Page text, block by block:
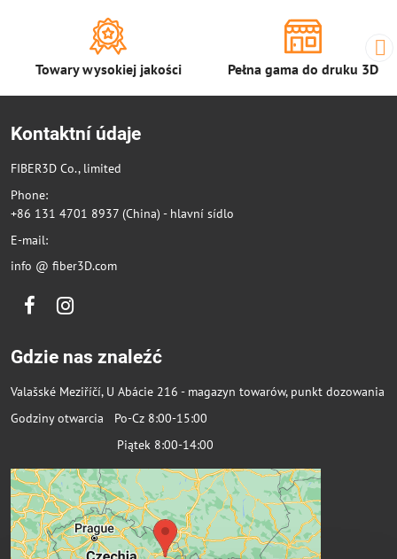
Towary wysokiej jakości Pełna gama do druku 3D
Kontaktní údaje
FIBER3D Co., limited
Phone:
+86 131 4701 8937 (China) - hlavní sídlo
E-mail:
info @ fiber3D.com
FacebookInstagram
Gdzie nas znaleźć
Valašské Meziříčí, U Abácie 216 - magazyn towarów, punkt dozowania
Godziny otwarcia Po-Cz 8:00-15:00
Piątek 8:00-14:00